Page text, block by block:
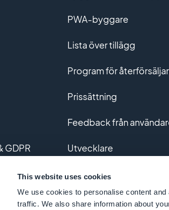
This website uses cookies
We use cookies to personalise content
traffic. We also share information about
GDPR
PWA-byggare
Lista över tillägg
Program för
Prissättning
Feedback från
Utvecklare
Utveckling av anpassade
Ordlista